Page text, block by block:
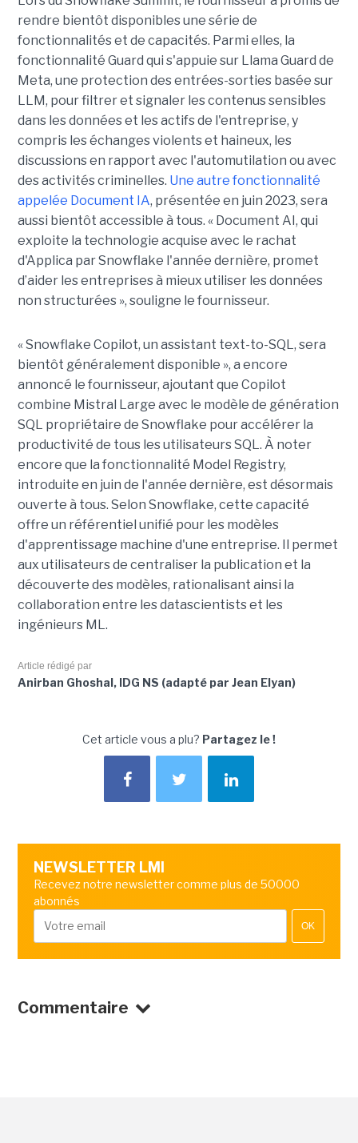
rendre bientôt disponibles une série de
fonctionnalités et de capacités. Parmi elles, la
fonctionnalité Guard qui s'appuie sur Llama Guard de
Meta, une protection des entrées-sorties basée sur
LLM, pour filtrer et signaler les contenus sensibles
dans les données et les actifs de l'entreprise, y
compris les échanges violents et haineux, les
discussions en rapport avec l'automutilation ou avec
des activités criminelles. Une autre fonctionnalité
appelée Document IA, présentée en juin 2023, sera
aussi bientôt accessible à tous. « Document AI, qui
exploite la technologie acquise avec le rachat
d'Applica par Snowflake l'année dernière, promet
d’aider les entreprises à mieux utiliser les données
non structurées », souligne le fournisseur.
« Snowflake Copilot, un assistant text-to-SQL, sera
bientôt généralement disponible », a encore
annoncé le fournisseur, ajoutant que Copilot
combine Mistral Large avec le modèle de génération
SQL propriétaire de Snowflake pour accélérer la
productivité de tous les utilisateurs SQL. À noter
encore que la fonctionnalité Model Registry,
introduite en juin de l'année dernière, est désormais
ouverte à tous. Selon Snowflake, cette capacité
offre un référentiel unifié pour les modèles
d'apprentissage machine d'une entreprise. Il permet
aux utilisateurs de centraliser la publication et la
découverte des modèles, rationalisant ainsi la
collaboration entre les datascientists et les
ingénieurs ML.
Article rédigé par
Anirban Ghoshal, IDG NS (adapté par Jean Elyan)
Cet article vous a plu? Partagez le !
NEWSLETTER LMI
Recevez notre newsletter comme plus de 50000
abonnés
OK
Commentaire